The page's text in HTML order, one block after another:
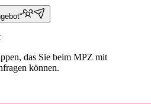
das Sie beim MPZ mit
können.